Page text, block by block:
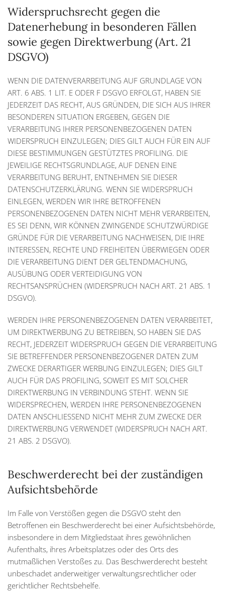
Widerspruchsrecht gegen die
Datenerhebung in besonderen Fällen
sowie gegen Direktwerbung (Art. 21
DSGVO)
WENN DIE DATENVERARBEITUNG AUF GRUNDLAGE VON
ART. 6 ABS. 1 LIT. E ODER F DSGVO ERFOLGT, HABEN SIE
JEDERZEIT DAS RECHT, AUS GRÜNDEN, DIE SICH AUS IHRER
BESONDEREN SITUATION ERGEBEN, GEGEN DIE
VERARBEITUNG IHRER PERSONENBEZOGENEN DATEN
WIDERSPRUCH EINZULEGEN; DIES GILT AUCH FÜR EIN AUF
DIESE BESTIMMUNGEN GESTÜTZTES PROFILING. DIE
JEWEILIGE RECHTSGRUNDLAGE, AUF DENEN EINE
VERARBEITUNG BERUHT, ENTNEHMEN SIE DIESER
DATENSCHUTZERKLÄRUNG. WENN SIE WIDERSPRUCH
EINLEGEN, WERDEN WIR IHRE BETROFFENEN
PERSONENBEZOGENEN DATEN NICHT MEHR VERARBEITEN,
ES SEI DENN, WIR KÖNNEN ZWINGENDE SCHUTZWÜRDIGE
GRÜNDE FÜR DIE VERARBEITUNG NACHWEISEN, DIE IHRE
INTERESSEN, RECHTE UND FREIHEITEN ÜBERWIEGEN ODER
DIE VERARBEITUNG DIENT DER GELTENDMACHUNG,
AUSÜBUNG ODER VERTEIDIGUNG VON
RECHTSANSPRÜCHEN (WIDERSPRUCH NACH ART. 21 ABS. 1
DSGVO).
WERDEN IHRE PERSONENBEZOGENEN DATEN VERARBEITET,
UM DIREKTWERBUNG ZU BETREIBEN, SO HABEN SIE DAS
RECHT, JEDERZEIT WIDERSPRUCH GEGEN DIE VERARBEITUNG
SIE BETREFFENDER PERSONENBEZOGENER DATEN ZUM
ZWECKE DERARTIGER WERBUNG EINZULEGEN; DIES GILT
AUCH FÜR DAS PROFILING, SOWEIT ES MIT SOLCHER
DIREKTWERBUNG IN VERBINDUNG STEHT. WENN SIE
WIDERSPRECHEN, WERDEN IHRE PERSONENBEZOGENEN
DATEN ANSCHLIESSEND NICHT MEHR ZUM ZWECKE DER
DIREKTWERBUNG VERWENDET (WIDERSPRUCH NACH ART.
21 ABS. 2 DSGVO).
Beschwerde­recht bei der zuständigen
Aufsichts­behörde
Im Falle von Verstößen gegen die DSGVO steht den
Betroffenen ein Beschwerderecht bei einer Aufsichtsbehörde,
insbesondere in dem Mitgliedstaat ihres gewöhnlichen
Aufenthalts, ihres Arbeitsplatzes oder des Orts des
mutmaßlichen Verstoßes zu. Das Beschwerderecht besteht
unbeschadet anderweitiger verwaltungsrechtlicher oder
gerichtlicher Rechtsbehelfe.